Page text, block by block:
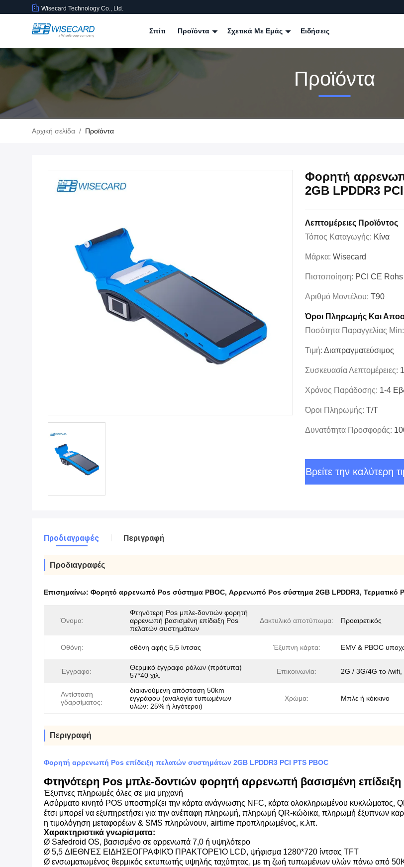
Wisecard Technology Co., Ltd.
Σπίτι Προϊόντα Σχετικά Με Εμάς Ειδήσεις
Προϊόντα
Αρχική σελίδα / Προϊόντα
Φορητή
2GB LPDDR3
Λεπτομέρειες Προϊόντος
Τόπος Καταγωγής: Κίνα
Μάρκα: Wisecard
Πιστοποίηση: PCI CE Rohs
Αριθμό Μοντέλου: T90
Όροι Πληρωμής Και
Ποσότητα Παραγγελίας Min:
Τιμή: Διαπραγματεύσιμος
Συσκευασία Λεπτομέρειες:
Χρόνος Παράδοσης: 1-4
Όροι Πληρωμής: T/T
Δυνατότητα Προσφοράς:
Βρείτε την καλύτερη
Προδιαγραφές Περιγραφή
Προδιαγραφές
Επισημαίνω: Φορητό αρρενωπό Pos σύστημα PBOC, Αρρενωπό Pos σύστημα 2GB LPDDR3, Τερματικό
Όνομα:
Φτηνότερη Pos μπλε-δοντιών φορητή
αρρενωπή βασισμένη επίδειξη Pos
πελατών συστημάτων
Δακτυλικό αποτύπωμα: Προαιρετικός
Οθόνη: οθόνη αφής 5,5 ίντσας Έξυπνη κάρτα: EMV & PBOC
Έγγραφο:
Θερμικό έγγραφο ρόλων (πρότυπα)
57*40 χιλ.
Επικοινωνία: 2G / 3G/4G το /
Αντίσταση
γδαρσίματος:
διακινούμενη απόσταση 50km
εγγράφου (αναλογία τυπωμένων
υλών: 25% ή λιγότεροι)
Χρώμα: Μπλε ή κόκκινο
Περιγραφή
Φορητή αρρενωπή Pos επίδειξη πελατών συστημάτων 2GB LPDDR3 PCI PTS PBOC
Φτηνότερη Pos μπλε-δοντιών φορητή αρρενωπή βασισμένη
Έξυπνες πληρωμές όλες σε μια μηχανή
Ασύρματο κινητό POS υποστηρίζει την κάρτα ανάγνωσης NFC, κάρτα ολοκληρωμένου κυκλώματος,
έτσι μπορεί να εξυπηρετήσει για την ανέπαφη πληρωμή, πληρωμή QR-κώδικα, πληρωμή έξυπνων
η τιμολόγηση μεταφορέων & SMS πληρώνουν, airtime προπληρωμένος, κ.λπ.
Χαρακτηριστικά γνωρίσματα:
Ø Safedroid OS, βασισμένο σε αρρενωπά 7,0 ή υψηλότερο
Ø 5,5 ΔΙΕΘΝΈΣ ΕΙΔΗΣΕΟΓΡΑΦΙΚΌ ΠΡΑΚΤΟΡΕΊΟ LCD, ψήφισμα 1280*720 ίντσας TFT
Ø ενσωματωμένος θερμικός εκτυπωτής υψηλής ταχύτητας, με τη ζωή τυπωμένων υλών πάνω από